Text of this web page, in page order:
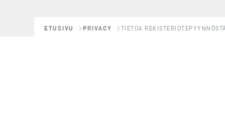
ETUSIVU PRIVACY TIETOA REKISTERIOTEPYYNNÖSTÄ